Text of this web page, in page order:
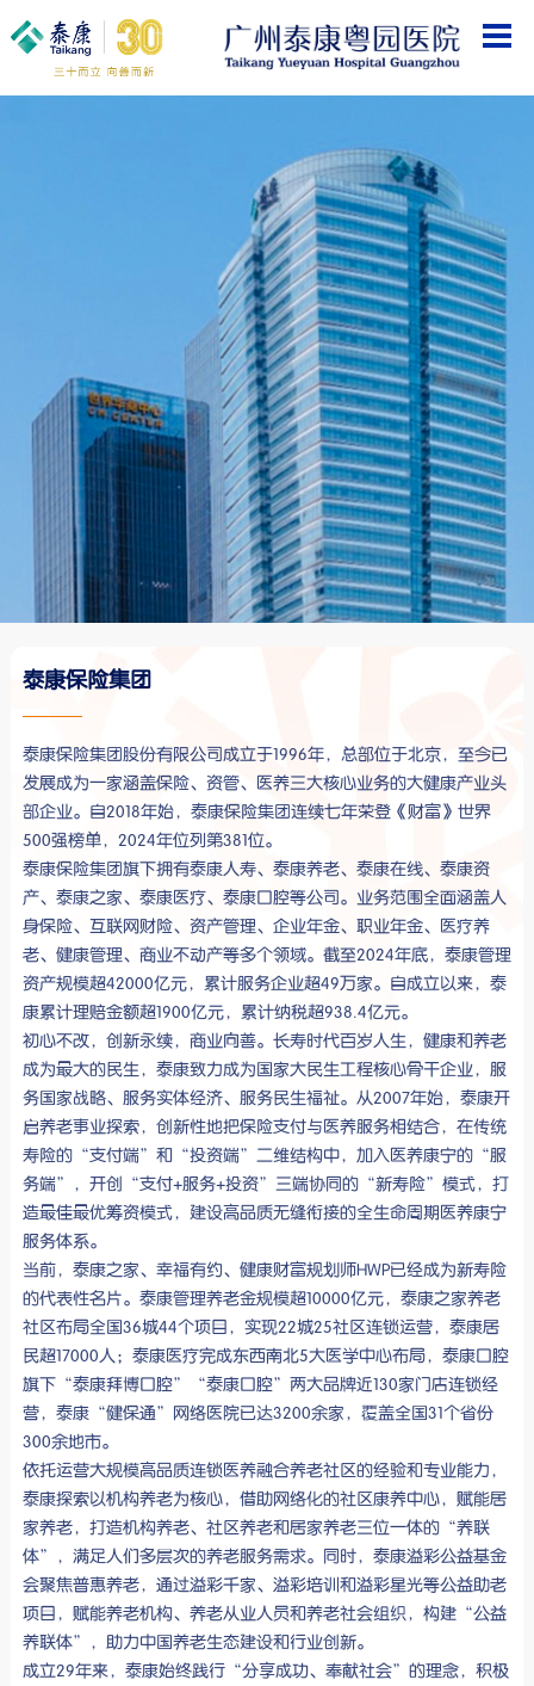
泰康保险集团
泰康保险集团股份有限公司成立于1996年，总部位于北京，至今已
发展成为一家涵盖保险、资管、医养三大核心业务的大健康产业头
部企业。自2018年始，泰康保险集团连续七年荣登《财富》世界
500强榜单，2024年位列第381位。
泰康保险集团旗下拥有泰康人寿、泰康养老、泰康在线、泰康资
产、泰康之家、泰康医疗、泰康口腔等公司。业务范围全面涵盖人
身保险、互联网财险、资产管理、企业年金、职业年金、医疗养
老、健康管理、商业不动产等多个领域。截至2024年底，泰康管理
资产规模超42000亿元，累计服务企业超49万家。自成立以来，泰
康累计理赔金额超1900亿元，累计纳税超938.4亿元。
初心不改，创新永续，商业向善。长寿时代百岁人生，健康和养老
成为最大的民生，泰康致力成为国家大民生工程核心骨干企业，服
务国家战略、服务实体经济、服务民生福祉。从2007年始，泰康开
启养老事业探索，创新性地把保险支付与医养服务相结合，在传统
寿险的“支付端”和“投资端”二维结构中，加入医养康宁的“服
务端”，开创“支付+服务+投资”三端协同的“新寿险”模式，打
造最佳最优筹资模式，建设高品质无缝衔接的全生命周期医养康宁
服务体系。
当前，泰康之家、幸福有约、健康财富规划师HWP已经成为新寿险
的代表性名片。泰康管理养老金规模超10000亿元，泰康之家养老
社区布局全国36城44个项目，实现22城25社区连锁运营，泰康居
民超17000人；泰康医疗完成东西南北5大医学中心布局，泰康口腔
旗下“泰康拜博口腔”“泰康口腔”两大品牌近130家门店连锁经
营，泰康“健保通”网络医院已达3200余家，覆盖全国31个省份
300余地市。
依托运营大规模高品质连锁医养融合养老社区的经验和专业能力，
泰康探索以机构养老为核心，借助网络化的社区康养中心，赋能居
家养老，打造机构养老、社区养老和居家养老三位一体的“养联
体”，满足人们多层次的养老服务需求。同时，泰康溢彩公益基金
会聚焦普惠养老，通过溢彩千家、溢彩培训和溢彩星光等公益助老
项目，赋能养老机构、养老从业人员和养老社会组织，构建“公益
养联体”，助力中国养老生态建设和行业创新。
成立29年来，泰康始终践行“分享成功、奉献社会”的理念，积极